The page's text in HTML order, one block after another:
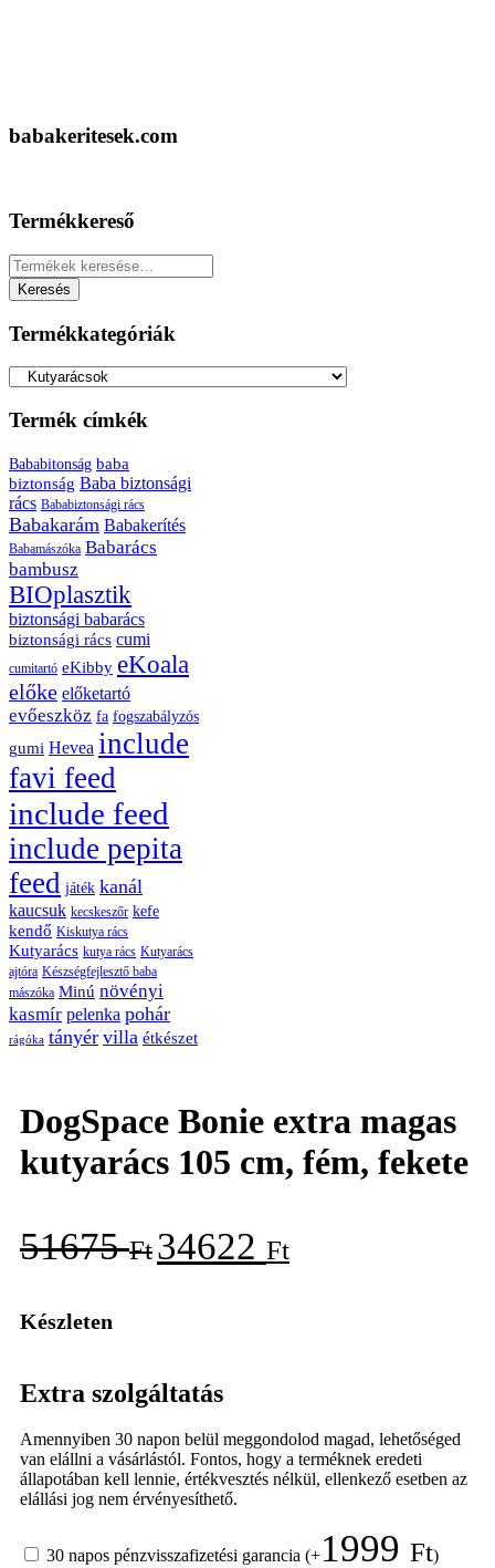
babakeritesek.com
Termékkereső
Keresés
a
következőre:
Keresés
Termékkategóriák
Termék címkék
Bababitonság baba
biztonság Baba biztonsági
rács Bababiztonsági rács
Babakarám Babakerítés
Babamászóka Babarács
bambusz
BIOplasztik
biztonsági babarács
biztonsági rács cumi
cumitartó eKibby eKoala
előke előketartó
evőeszköz fa fogszabályzós
gumi Hevea include
favi feed
include feed
include pepita
feed játék kanál
kaucsuk kecskeszőr kefe
kendő Kiskutya rács
Kutyarács kutya rács Kutyarács
ajtóra Készségfejlesztő baba
mászóka Minú növényi
kasmír pelenka pohár
rágóka tányér villa étkészet
DogSpace Bonie extra magas
kutyarács 105 cm, fém, fekete
51675Ft34622 Ft
Készleten
Extra szolgáltatás
Amennyiben 30 napon belül meggondolod magad, lehetőséged
van elállni a vásárlástól. Fontos, hogy a terméknek eredeti
állapotában kell lennie, értékvesztés nélkül, ellenkező esetben az
elállási jog nem érvényesíthető.
30 napos pénzvisszafizetési garancia (+1999 Ft)